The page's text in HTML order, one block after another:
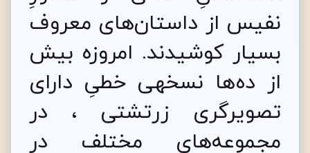
نفیس از داستان‌های معروف
بسیار کوشیدند. امروزه بیش
از ده‌ها نسخه­ی خطیِ دارای
تصویرگری زرتشتی ، در
مجموعه‌های مختلف در